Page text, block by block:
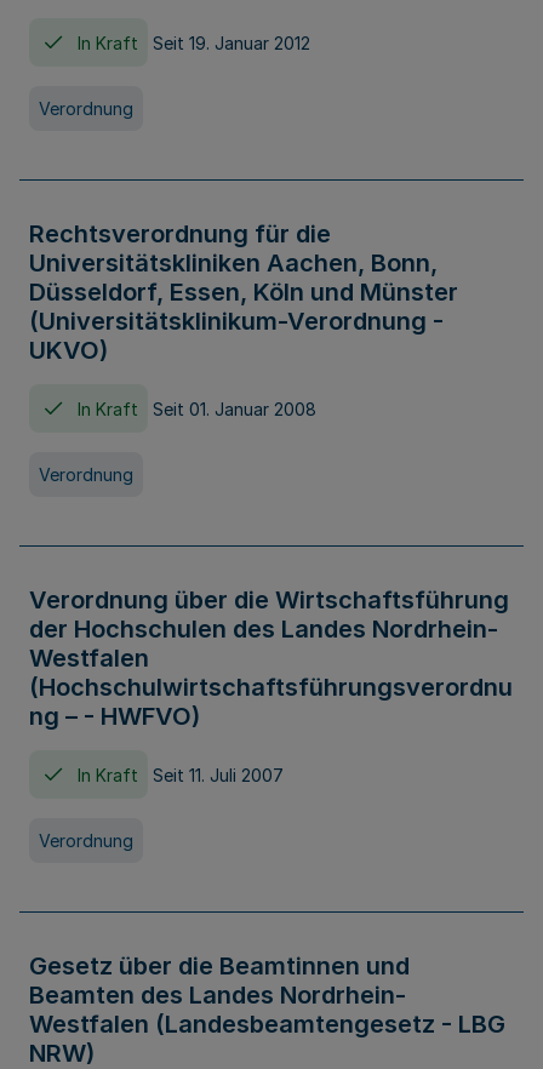
In Kraft Seit 19. Januar 2012
Verordnung
Rechtsverordnung für die
Universitätskliniken Aachen, Bonn,
Düsseldorf, Essen, Köln und Münster
(Universitätsklinikum-Verordnung -
UKVO)
In Kraft Seit 01. Januar 2008
Verordnung
Verordnung über die Wirtschaftsführung
der Hochschulen des Landes Nordrhein-
Westfalen
(Hochschulwirtschaftsführungsverordnu
ng – - HWFVO)
In Kraft Seit 11. Juli 2007
Verordnung
Gesetz über die Beamtinnen und
Beamten des Landes Nordrhein-
Westfalen (Landesbeamtengesetz - LBG
NRW)